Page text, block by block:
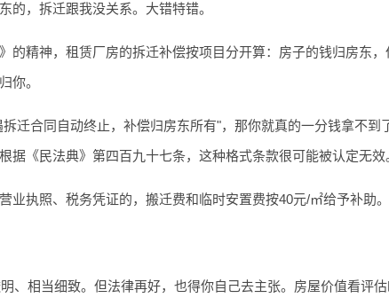
的，拆迁跟我没关系。大错特错。
的精神，租赁厂房的拆迁补偿按项目分开算：房子的钱归房东
你。
迁合同自动终止，补偿归房东所有"，那你就真的一分钱拿不到
《民法典》第四百九十七条，这种格式条款很可能被认定无效
业执照、税务凭证的，搬迁费和临时安置费按40元/㎡给予补助。
、相当细致。但法律再好，也得你自己去主张。房屋价值看评